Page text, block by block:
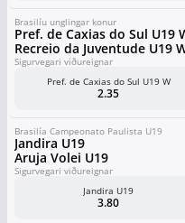
Brasilíu unglingar konur
Pref. de Caxias do Sul U19
Recreio da Juventude U19
Sigurvegari viðureignar
Pref. de Caxias do Sul U19 W
2.35
Brasilía Campeonato Paulista U19
Jandira U19
Aruja Volei U19
Sigurvegari viðureignar
Jandira U19
3.80